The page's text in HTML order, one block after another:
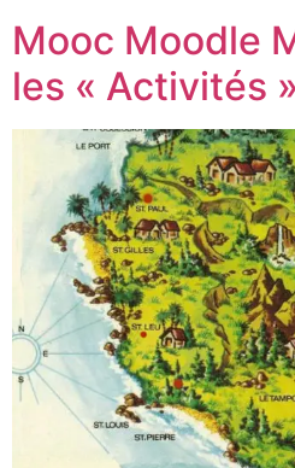
Mooc Moodle
les « Activités